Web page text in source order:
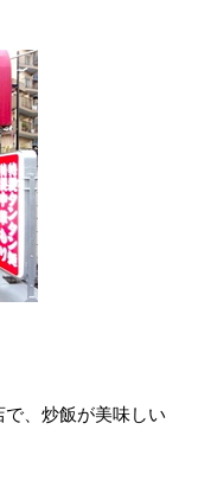
、炒飯が美味しい